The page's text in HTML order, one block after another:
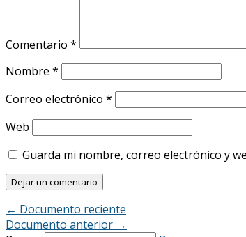
Comentario *
Nombre *
Correo electrónico *
Web
Guarda mi nombre, correo electrónico y
← Documento reciente
Documento anterior →